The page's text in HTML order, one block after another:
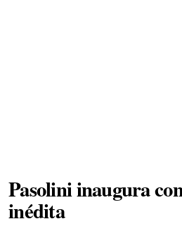
Pasolini inaugura
inédita